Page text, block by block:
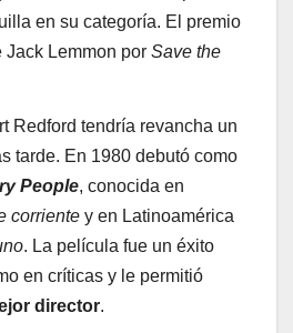
en su categoría. El premio
Jack Lemmon por Save the
Redford tendría revancha un
tarde. En 1980 debutó como
People, conocida en
corriente y en Latinoamérica
. La película fue un éxito
en críticas y le permitió
director.